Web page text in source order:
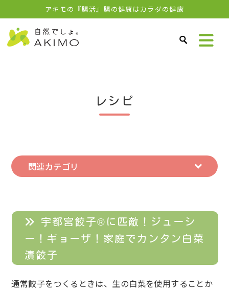
アキモの『腸活』腸の健康はカラダの健康
レシピ
関連カテゴリ
宇都宮餃子®に匹敵！ジューシ
ー！ギョーザ！家庭でカンタン白菜
漬餃子
通常餃子をつくるときは、生の白菜を使用することか